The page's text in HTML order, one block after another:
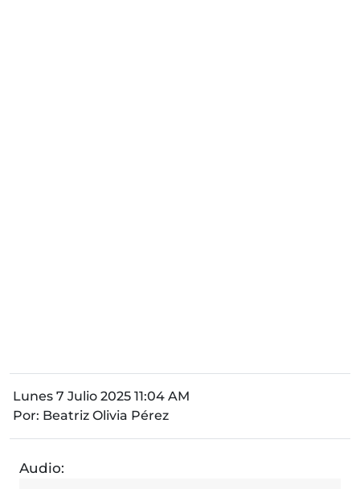
Lunes 7 Julio 2025 11:04 AM
Por: Beatriz Olivia Pérez
Audio: